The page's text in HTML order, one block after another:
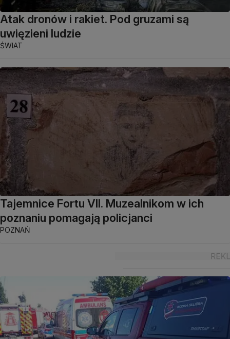
Atak dronów i rakiet. Pod gruzami są
uwięzieni ludzie
ŚWIAT
Tajemnice Fortu VII. Muzealnikom w ich
poznaniu pomagają policjanci
POZNAŃ